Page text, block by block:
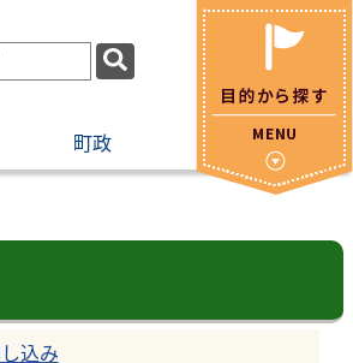
町政
込み